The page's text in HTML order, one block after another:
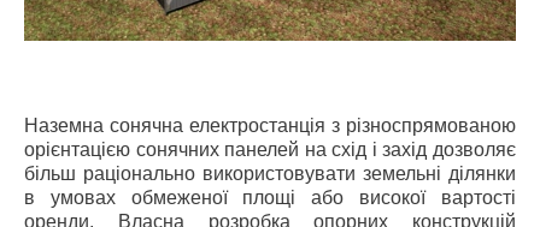
Наземна сонячна електростанція з різноспрямованою
орієнтацією сонячних панелей на схід і захід дозволяє
більш раціонально використовувати земельні ділянки
в умовах обмеженої площі або високої вартості
оренди. Власна розробка опорних конструкцій